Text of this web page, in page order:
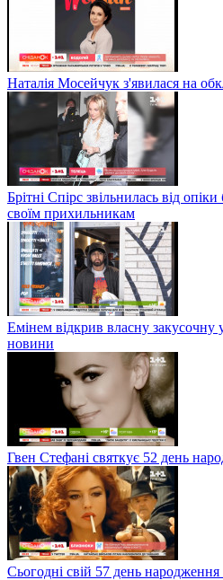
Наталія Мосейчук з'явилася на
Брітні Спірс звільнилась від
своїм прихильникам
Емінем відкрив власну закусочну
новини
Гвен Стефані святкує 52 день
Сьогодні свій 57 день